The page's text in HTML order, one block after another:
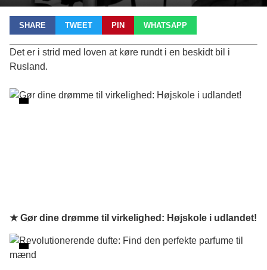
SHARE TWEET PIN WHATSAPP
Det er i strid med loven at køre rundt i en beskidt bil i
Rusland.
★ Gør dine drømme til virkelighed: Højskole i udlandet!